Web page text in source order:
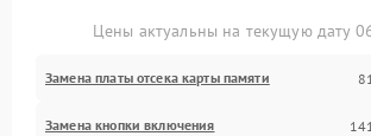
Цены актуальны на текущую дату
Замена платы отсека карты памяти
Замена кнопки включения